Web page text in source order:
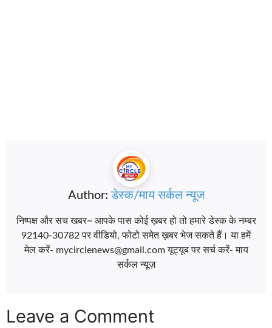
Author:डेस्क/माय सर्कल न्यूज
निष्पक्ष और सच खबर~ आपके पास कोई ख़बर हो तो हमारे डेस्क के नम्बर
92140-30782 पर वीडियो, फोटो समेत ख़बर भेज सकते हैं। या हमें
मेल करें- mycirclenews@gmail.com यूट्यूब पर सर्च करें- माय
सर्कल न्यूज़
Leave a Comment